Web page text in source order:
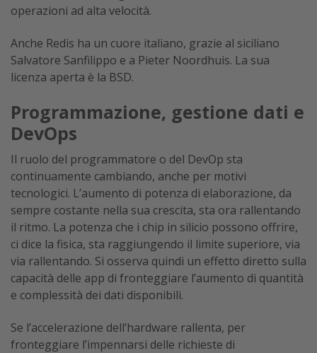
operazioni ad alta velocità.
Anche Redis ha un cuore italiano, grazie al siciliano
Salvatore Sanfilippo e a Pieter Noordhuis. La sua
licenza aperta è la BSD.
Programmazione, gestione dati e
DevOps
Il ruolo del programmatore o del DevOp sta
continuamente cambiando, anche per motivi
tecnologici. L’aumento di potenza di elaborazione, da
sempre costante nella sua crescita, sta ora rallentando
il ritmo. La potenza che i chip in silicio possono offrire,
ci dice la fisica, sta raggiungendo il limite superiore, via
via rallentando. Si osserva quindi un effetto diretto sulla
capacità delle app di fronteggiare l’aumento di quantità
e complessità dei dati disponibili.
Se l’accelerazione dell’hardware rallenta, per
fronteggiare l’impennarsi delle richieste di